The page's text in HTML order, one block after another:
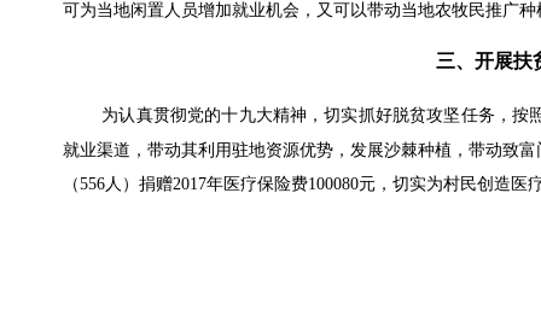
可为当地闲置人员增加就业机会，又可以带动当地农牧民推广
三、开展扶
为认真贯彻党的十九大精神，切实抓好脱贫攻坚任务，
就业渠道，带动其利用驻地资源优势，发展沙棘种植，带动致
（556人）捐赠2017年医疗保险费100080元，切实为村民创造